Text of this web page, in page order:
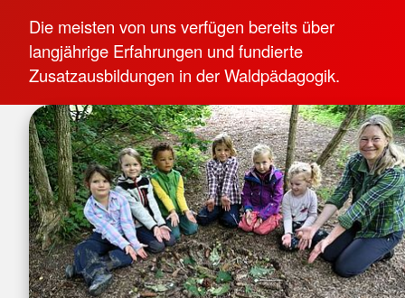
Die meisten von uns verfügen bereits über
langjährige Erfahrungen und fundierte
Zusatzausbildungen in der Waldpädagogik.